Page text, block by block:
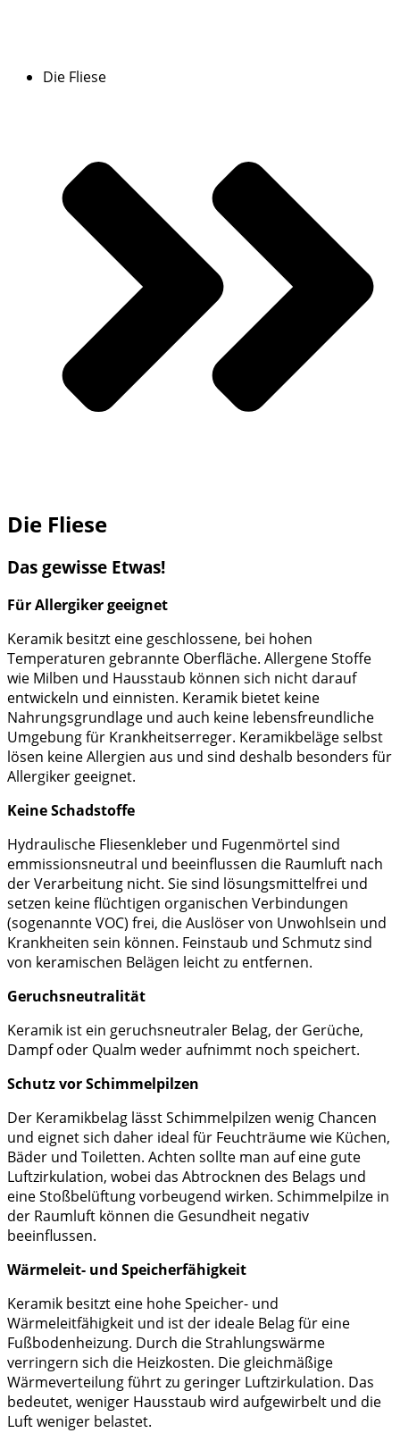
Die Fliese
Die Fliese
Das gewisse Etwas!
Für Allergiker geeignet
Keramik besitzt eine geschlossene, bei hohen
Temperaturen gebrannte Oberfläche. Allergene Stoffe
wie Milben und Hausstaub können sich nicht darauf
entwickeln und einnisten. Keramik bietet keine
Nahrungsgrundlage und auch keine lebensfreundliche
Umgebung für Krankheitserreger. Keramikbeläge selbst
lösen keine Allergien aus und sind deshalb besonders für
Allergiker geeignet.
Keine Schadstoffe
Hydraulische Fliesenkleber und Fugenmörtel sind
emmissionsneutral und beeinflussen die Raumluft nach
der Verarbeitung nicht. Sie sind lösungsmittelfrei und
setzen keine flüchtigen organischen Verbindungen
(sogenannte VOC) frei, die Auslöser von Unwohlsein und
Krankheiten sein können. Feinstaub und Schmutz sind
von keramischen Belägen leicht zu entfernen.
Geruchsneutralität
Keramik ist ein geruchsneutraler Belag, der Gerüche,
Dampf oder Qualm weder aufnimmt noch speichert.
Schutz vor Schimmelpilzen
Der Keramikbelag lässt Schimmelpilzen wenig Chancen
und eignet sich daher ideal für Feuchträume wie Küchen,
Bäder und Toiletten. Achten sollte man auf eine gute
Luftzirkulation, wobei das Abtrocknen des Belags und
eine Stoßbelüftung vorbeugend wirken. Schimmelpilze in
der Raumluft können die Gesundheit negativ
beeinflussen.
Wärmeleit- und Speicherfähigkeit
Keramik besitzt eine hohe Speicher- und
Wärmeleitfähigkeit und ist der ideale Belag für eine
Fußbodenheizung. Durch die Strahlungswärme
verringern sich die Heizkosten. Die gleichmäßige
Wärmeverteilung führt zu geringer Luftzirkulation. Das
bedeutet, weniger Hausstaub wird aufgewirbelt und die
Luft weniger belastet.